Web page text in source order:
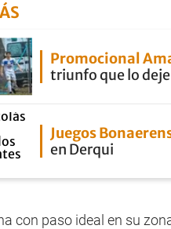
Promocional
triunfo que lo
Juegos
en Derqui
con paso ideal en su